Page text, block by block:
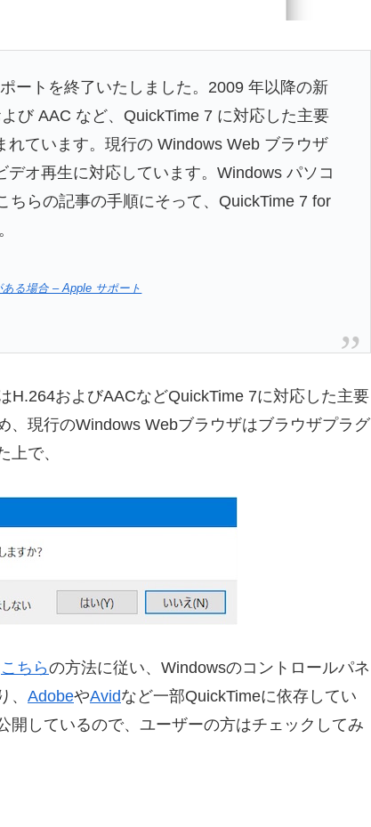
ートを終了いたしました。2009 年以降の新
び AAC など、QuickTime 7 に対応した主要
れています。現行の Windows Web ブラウザ
オ再生に対応しています。Windows パソコ
ちらの記事の手順にそって、QuickTime 7 for
る場合 – Apple サポート
およびAACなどQuickTime 7に対応した主要
、現行のWindows Webブラウザはブラウザプラグ
上で、
こちらの方法に従い、Windowsのコントロールパネ
、 AdobeやAvidなど一部QuickTimeに依存してい
開しているので、ユーザーの方はチェックしてみ